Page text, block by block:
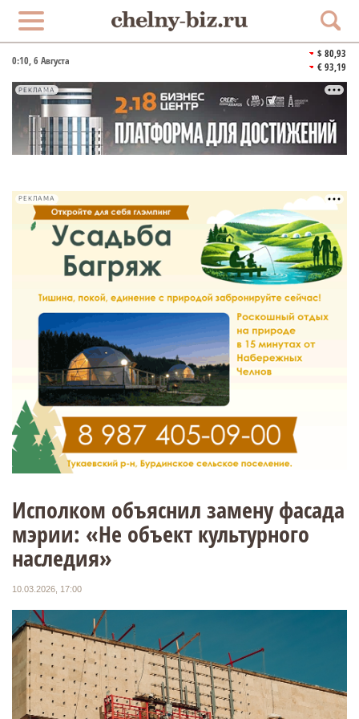
0:10, 6 Августа
$ 80,93
€ 93,19
РЕКЛАМА
РЕКЛАМА
Исполком объяснил замену фасада
мэрии: «Не объект культурного
наследия»
10.03.2026, 17:00